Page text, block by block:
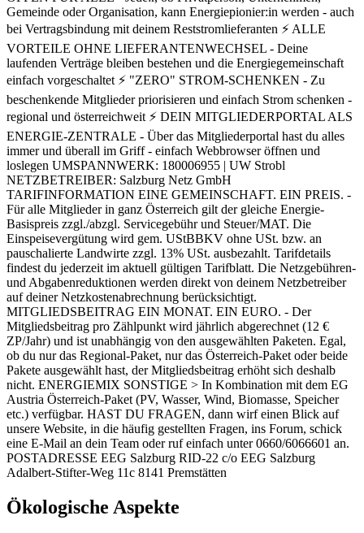
Gemeinde oder Organisation, kann Energiepionier:in werden - auch
bei Vertragsbindung mit deinem Reststromlieferanten ⚡ ALLE
VORTEILE OHNE LIEFERANTENWECHSEL - Deine
laufenden Verträge bleiben bestehen und die Energiegemeinschaft
einfach vorgeschaltet ⚡ "ZERO" STROM-SCHENKEN - Zu
beschenkende Mitglieder priorisieren und einfach Strom schenken -
regional und österreichweit ⚡ DEIN MITGLIEDERPORTAL ALS
ENERGIE-ZENTRALE - Über das Mitgliederportal hast du alles
immer und überall im Griff - einfach Webbrowser öffnen und
loslegen UMSPANNWERK: 180006955 | UW Strobl
NETZBETREIBER: Salzburg Netz GmbH
TARIFINFORMATION EINE GEMEINSCHAFT. EIN PREIS. -
Für alle Mitglieder in ganz Österreich gilt der gleiche Energie-
Basispreis zzgl./abzgl. Servicegebühr und Steuer/MAT. Die
Einspeisevergütung wird gem. UStBBKV ohne USt. bzw. an
pauschalierte Landwirte zzgl. 13% USt. ausbezahlt. Tarifdetails
findest du jederzeit im aktuell gültigen Tarifblatt. Die Netzgebühren-
und Abgabenreduktionen werden direkt von deinem Netzbetreiber
auf deiner Netzkostenabrechnung berücksichtigt.
MITGLIEDSBEITRAG EIN MONAT. EIN EURO. - Der
Mitgliedsbeitrag pro Zählpunkt wird jährlich abgerechnet (12 €
ZP/Jahr) und ist unabhängig von den ausgewählten Paketen. Egal,
ob du nur das Regional-Paket, nur das Österreich-Paket oder beide
Pakete ausgewählt hast, der Mitgliedsbeitrag erhöht sich deshalb
nicht. ENERGIEMIX SONSTIGE > In Kombination mit dem EG
Austria Österreich-Paket (PV, Wasser, Wind, Biomasse, Speicher
etc.) verfügbar. HAST DU FRAGEN, dann wirf einen Blick auf
unsere Website, in die häufig gestellten Fragen, ins Forum, schick
eine E-Mail an dein Team oder ruf einfach unter 0660/6066601 an.
POSTADRESSE EEG Salzburg RID-22 c/o EEG Salzburg
Adalbert-Stifter-Weg 11c 8141 Premstätten
Ökologische Aspekte